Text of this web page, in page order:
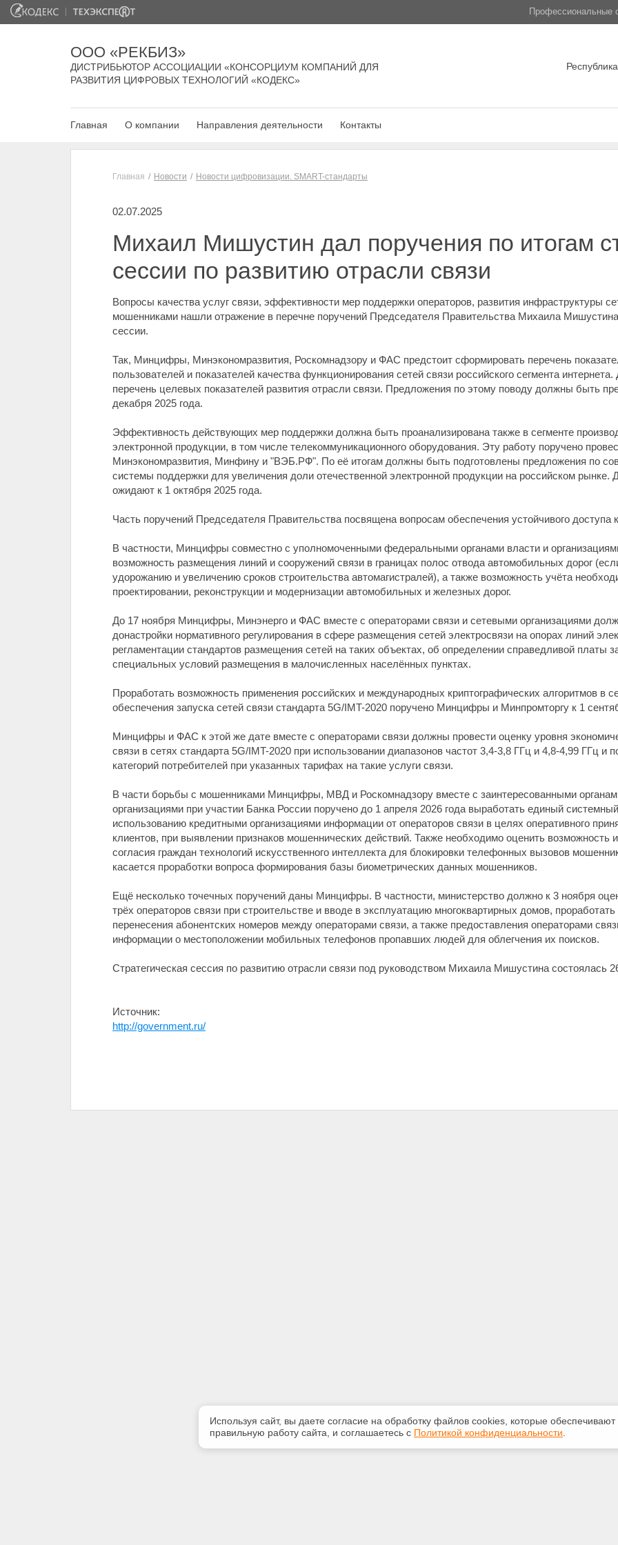
Профессиональные
ООО «РЕКБИЗ»
ДИСТРИБЬЮТОР АССОЦИАЦИИ «КОНСОРЦИУМ КОМПАНИЙ ДЛЯ
РАЗВИТИЯ ЦИФРОВЫХ ТЕХНОЛОГИЙ «КОДЕКС»
Главная О компании Направления деятельности Контакты
Главная Новости Новости цифровизации. SMART-стандарты
02.07.2025
Михаил Мишустин дал поручения по итогам
сессии по развитию отрасли связи
Вопросы качества услуг связи, эффективности мер поддержки операторов, развития инфраструктуры
мошенниками нашли отражение в перечне поручений Председателя Правительства Михаила Мишустина
сессии.
Так, Минцифры, Минэкономразвития, Роскомнадзору и ФАС предстоит сформировать перечень
пользователей и показателей качества функционирования сетей связи российского сегмента
перечень целевых показателей развития отрасли связи. Предложения по этому поводу должны быть
декабря 2025 года.
Эффективность действующих мер поддержки должна быть проанализирована также в сегменте
электронной продукции, в том числе телекоммуникационного оборудования. Эту работу поручено
Минэкономразвития, Минфину и "ВЭБ.РФ". По её итогам должны быть подготовлены предложения по
системы поддержки для увеличения доли отечественной электронной продукции на российском рынке.
ожидают к 1 октября 2025 года.
Часть поручений Председателя Правительства посвящена вопросам обеспечения устойчивого доступа
В частности, Минцифры совместно с уполномоченными федеральными органами власти и
возможность размещения линий и сооружений связи в границах полос отвода автомобильных дорог
удорожанию и увеличению сроков строительства автомагистралей), а также возможность учёта
проектировании, реконструкции и модернизации автомобильных и железных дорог.
До 17 ноября Минцифры, Минэнерго и ФАС вместе с операторами связи и сетевыми организациями
донастройки нормативного регулирования в сфере размещения сетей электросвязи на опорах линий
регламентации стандартов размещения сетей на таких объектах, об определении справедливой платы
специальных условий размещения в малочисленных населённых пунктах.
Проработать возможность применения российских и международных криптографических алгоритмов в
обеспечения запуска сетей связи стандарта 5G/IMT-2020 поручено Минцифры и Минпромторгу к 1
Минцифры и ФАС к этой же дате вместе с операторами связи должны провести оценку уровня
связи в сетях стандарта 5G/IMT-2020 при использовании диапазонов частот 3,4-3,8 ГГц и 4,8-4,99 ГГц и
категорий потребителей при указанных тарифах на такие услуги связи.
В части борьбы с мошенниками Минцифры, МВД и Роскомнадзору вместе с заинтересованными
организациями при участии Банка России поручено до 1 апреля 2026 года выработать единый
использованию кредитными организациями информации от операторов связи в целях оперативного
клиентов, при выявлении признаков мошеннических действий. Также необходимо оценить возможность
согласия граждан технологий искусственного интеллекта для блокировки телефонных вызовов
касается проработки вопроса формирования базы биометрических данных мошенников.
Ещё несколько точечных поручений даны Минцифры. В частности, министерство должно к 3 ноября
трёх операторов связи при строительстве и вводе в эксплуатацию многоквартирных домов,
перенесения абонентских номеров между операторами связи, а также предоставления операторами
информации о местоположении мобильных телефонов пропавших людей для облегчения их поисков.
Стратегическая сессия по развитию отрасли связи под руководством Михаила Мишустина состоялась
Источник:
http://government.ru/
Используя сайт, вы даете согласие на обработку файлов сооkiеs, которые обеспечивают
правильную работу сайта, и соглашаетесь с Политикой конфиденциальности